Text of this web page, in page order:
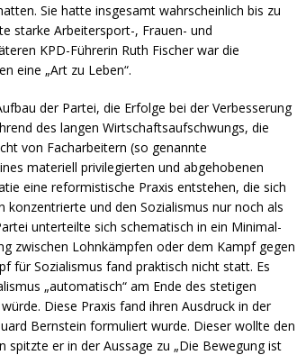
Sie hatte insgesamt wahrscheinlich bis zu
starke Arbeitersport-, Frauen- und
KPD-Führerin Ruth Fischer war die
eine „Art zu Leben“.
der Partei, die Erfolge bei der Verbesserung
des langen Wirtschaftsaufschwungs, die
von Facharbeitern (so genannte
materiell privilegierten und abgehobenen
eine reformistische Praxis entstehen, die sich
und den Sozialismus nur noch als
unterteilte sich schematisch in ein Minimal-
zwischen Lohnkämpfen oder dem Kampf gegen
für Sozialismus fand praktisch nicht statt. Es
„automatisch“ am Ende des stetigen
Diese Praxis fand ihren Ausdruck in der
Bernstein formuliert wurde. Dieser wollte den
spitzte er in der Aussage zu „Die Bewegung ist